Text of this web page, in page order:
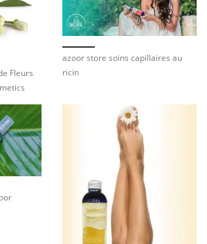
Fleurs
azoor store soins capillaires au
ricin